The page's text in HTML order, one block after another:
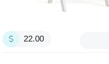
22.00